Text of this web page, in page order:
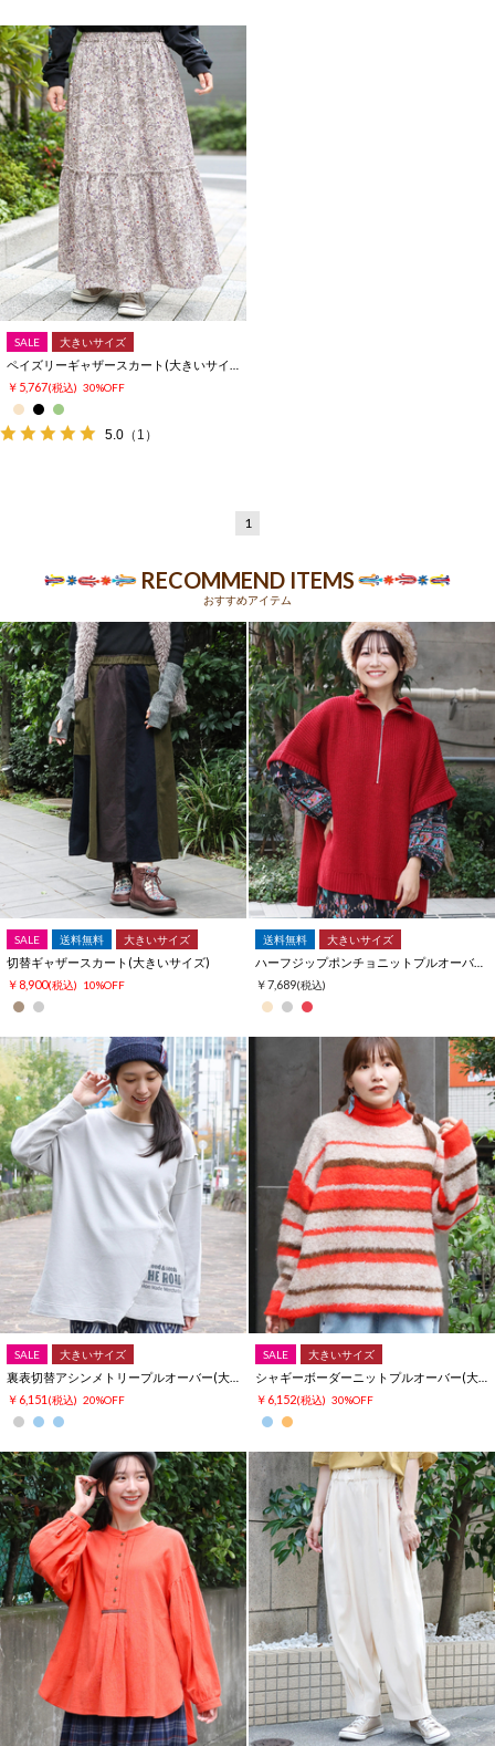
SALE 大きいサイズ
￥5,767(税込) 30%OFF
5.0 （1）
1
RECOMMEND ITEMS
おすすめアイテム
SALE 送料無料 大きいサイズ
切替ギャザースカート(大きいサイズ)
￥8,900(税込) 10%OFF
送料無料 大きいサイズ
￥7,689(税込)
SALE 大きいサイズ
￥6,151 (税込) 20%OFF
SALE 大きいサイズ
￥6,152(税込) 30%OFF